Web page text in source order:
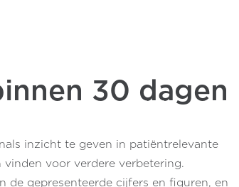
30 dagen
inzicht te geven in patiëntrelevante
voor verdere verbetering.
de gepresenteerde cijfers en figuren, en